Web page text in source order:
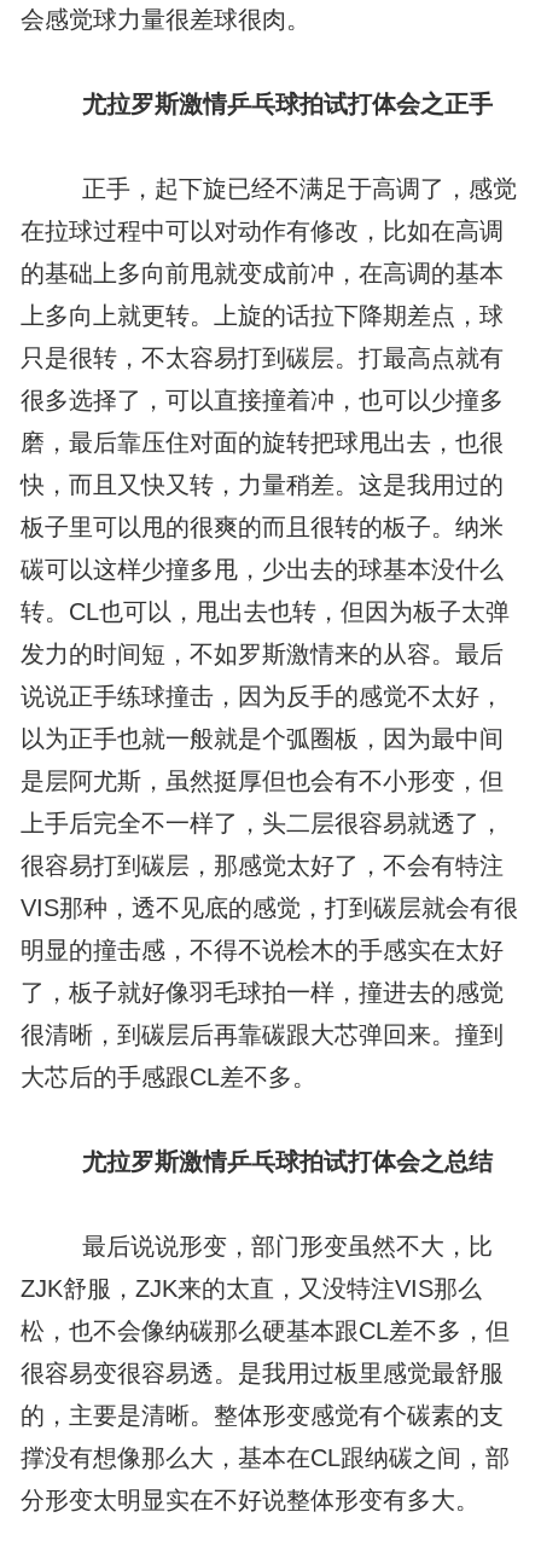
会感觉球力量很差球很肉。
尤拉罗斯激情乒乓球拍试打体会之正手
正手，起下旋已经不满足于高调了，感觉
在拉球过程中可以对动作有修改，比如在高调
的基础上多向前甩就变成前冲，在高调的基本
上多向上就更转。上旋的话拉下降期差点，球
只是很转，不太容易打到碳层。打最高点就有
很多选择了，可以直接撞着冲，也可以少撞多
磨，最后靠压住对面的旋转把球甩出去，也很
快，而且又快又转，力量稍差。这是我用过的
板子里可以甩的很爽的而且很转的板子。纳米
碳可以这样少撞多甩，少出去的球基本没什么
转。CL也可以，甩出去也转，但因为板子太弹
发力的时间短，不如罗斯激情来的从容。最后
说说正手练球撞击，因为反手的感觉不太好，
以为正手也就一般就是个弧圈板，因为最中间
是层阿尤斯，虽然挺厚但也会有不小形变，但
上手后完全不一样了，头二层很容易就透了，
很容易打到碳层，那感觉太好了，不会有特注
VIS那种，透不见底的感觉，打到碳层就会有很
明显的撞击感，不得不说桧木的手感实在太好
了，板子就好像羽毛球拍一样，撞进去的感觉
很清晰，到碳层后再靠碳跟大芯弹回来。撞到
大芯后的手感跟CL差不多。
尤拉罗斯激情乒乓球拍试打体会之总结
最后说说形变，部门形变虽然不大，比
ZJK舒服，ZJK来的太直，又没特注VIS那么
松，也不会像纳碳那么硬基本跟CL差不多，但
很容易变很容易透。是我用过板里感觉最舒服
的，主要是清晰。整体形变感觉有个碳素的支
撑没有想像那么大，基本在CL跟纳碳之间，部
分形变太明显实在不好说整体形变有多大。